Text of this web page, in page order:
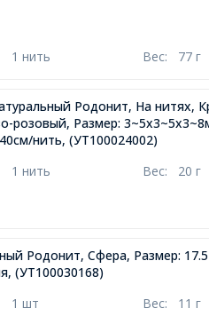
1 нить Вес: 77 г
Родонит, На нитях,
розовый, Размер:
нить, (УТ100024002)
1 нить Вес: 20 г
Родонит, Сфера, Размер:
(УТ100030168)
1 шт Вес: 11 г